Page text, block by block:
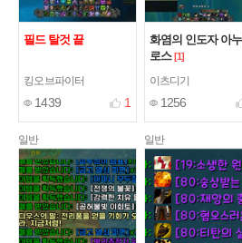
필드 탈것 끝
킹오브파이터
1439 1
화염의 인도자 아
로스 [1]
이츠디기
1256
일반 일반